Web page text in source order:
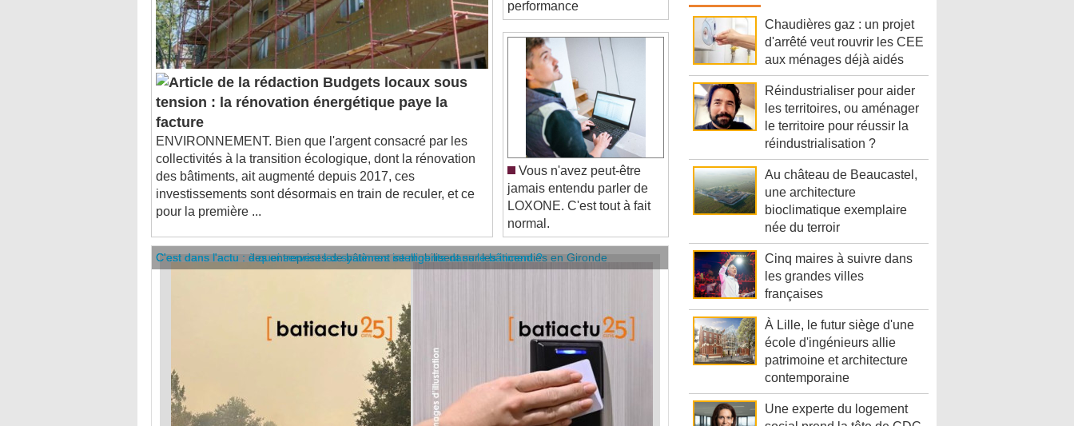
Budgets locaux sous
tension : la rénovation énergétique paye la
facture
ENVIRONNEMENT. Bien que l'argent consacré par les
collectivités à la transition écologique, dont la rénovation
des bâtiments, ait augmenté depuis 2017, ces
investissements sont désormais en train de reculer, et ce
pour la première ...
Vous n'avez peut-être
jamais entendu parler de
LOXONE. C'est tout à fait
normal.
C'est dans l'actu : des entreprises de bâtiment se mobilisent sur les incendies en Gironde
C'est dans l'actu : à quoi servent les systèmes intelligents dans le bâtiment ?
Chaudières gaz : un projet
d'arrêté veut rouvrir les CEE
aux ménages déjà aidés
Réindustrialiser pour aider
les territoires, ou aménager
le territoire pour réussir la
réindustrialisation ?
Au château de Beaucastel,
une architecture
bioclimatique exemplaire
née du terroir
Cinq maires à suivre dans
les grandes villes
françaises
À Lille, le futur siège d'une
école d'ingénieurs allie
patrimoine et architecture
contemporaine
Une experte du logement